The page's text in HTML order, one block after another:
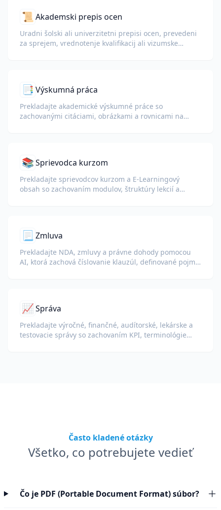
📜 Akademski prepis ocen
Uradni šolski ali univerzitetni prepisi ocen, prevedeni
za sprejem, vrednotenje kvalifikacij ali vizumske
📑 Výskumná práca
Prekladajte akademické výskumné práce so
zachovanými citáciami, obrázkami a rovnicami na
📚Sprievodca kurzom
Prekladajte sprievodcov kurzom a E-Learningový
obsah so zachovaním modulov, štruktúry lekcií a
📃 Zmluva
Prekladajte NDA, zmluvy a právne dohody pomocou
AI, ktorá zachová číslovanie klauzúl, definované pojmy
📈Správa
Prekladajte výročné, finančné, audítorské, lekárske a
testovacie správy so zachovaním KPI, terminológie
Často kladené otázky
Všetko, co potrebujete vedieť
Čo je PDF (Portable Document Format) súbor?